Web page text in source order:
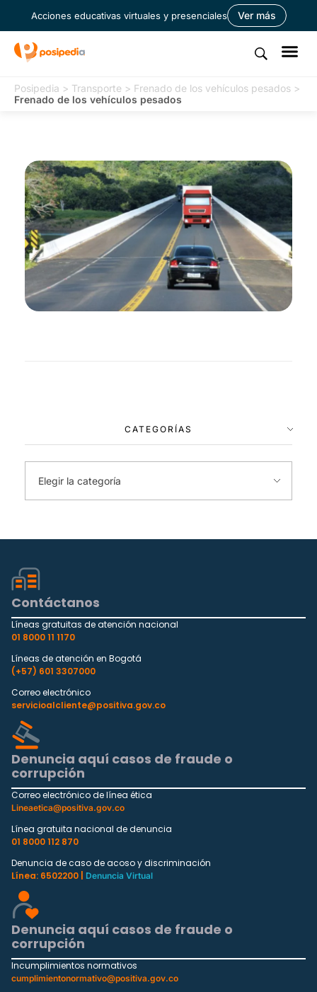
Acciones educativas virtuales y presenciales Ver más
Posipedia > Transporte > Frenado de los vehículos pesados >
Frenado de los vehículos pesados
CATEGORÍAS
Contáctanos
Líneas gratuitas de atención nacional
01 8000 11 1170
Líneas de atención en Bogotá
(+57) 601 3307000
Correo electrónico
servicioalcliente@positiva.gov.co
Denuncia aquí casos de fraude o
corrupción
Correo electrónico de línea ética
Lineaetica@positiva.gov.co
Línea gratuita nacional de denuncia
01 8000 112 870
Denuncia de caso de acoso y discriminación
Línea: 6502200 |
Denuncia Virtual
Denuncia aquí casos de fraude o
corrupción
Incumplimientos normativos
cumplimientonormativo@positiva.gov.co